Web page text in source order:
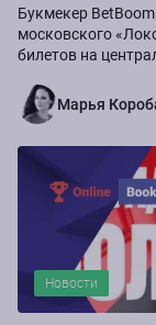
Букмекер
московского
билетов на
Марья
Новости